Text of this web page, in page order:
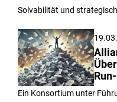
Solvabilität und
Ein Konsortium unter